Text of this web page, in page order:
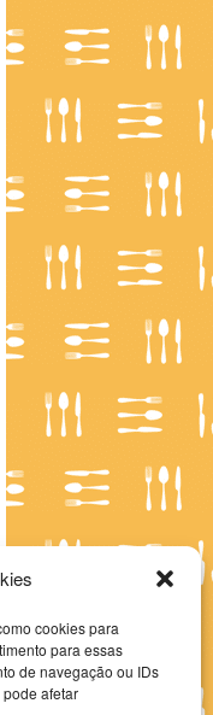
cookies para
para essas
de navegação ou IDs
afetar